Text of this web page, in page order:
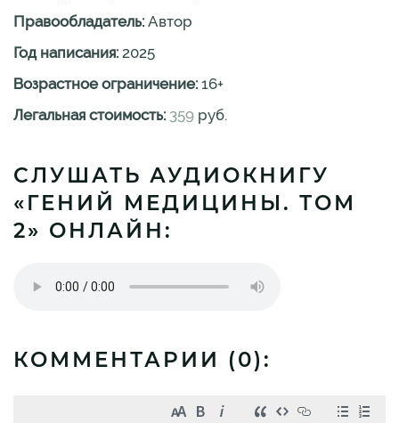
Правообладатель: Автор
Год написания: 2025
Возрастное ограничение: 16+
Легальная стоимость: 359 руб.
СЛУШАТЬ АУДИОКНИГУ
«ГЕНИЙ МЕДИЦИНЫ. ТОМ
2» ОНЛАЙН:
КОММЕНТАРИИ (0):